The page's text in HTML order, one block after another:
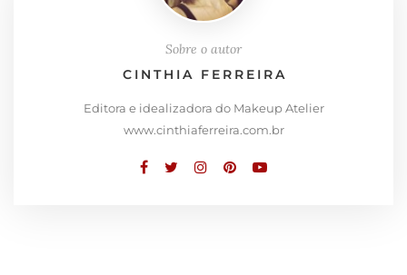
Sobre o autor
CINTHIA FERREIRA
Editora e idealizadora do Makeup Atelier
www.cinthiaferreira.com.br